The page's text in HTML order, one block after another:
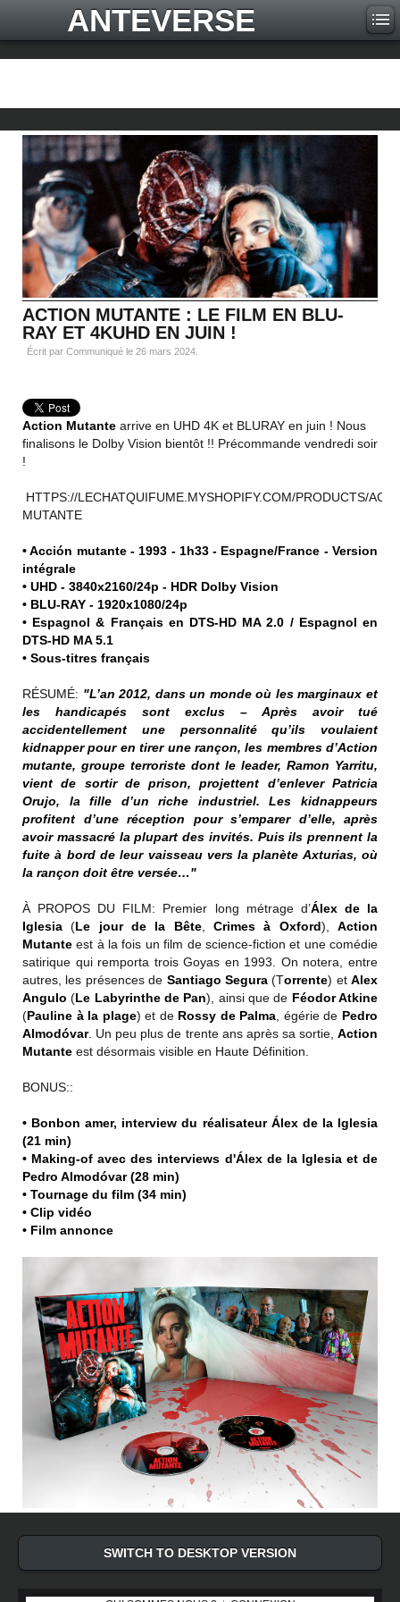
ANTEVERSE
ACTION MUTANTE : LE FILM EN BLU-
RAY ET 4KUHD EN JUIN !
Écrit par Communiqué le 26 mars 2024
Action Mutante arrive en UHD 4K et BLURAY en juin ! Nous
finalisons le Dolby Vision bientôt !! Précommande vendredi soir
!
HTTPS://LECHATQUIFUME.MYSHOPIFY.COM/PRODUCTS/
MUTANTE
• Acción mutante - 1993 - 1h33 - Espagne/France - Version
intégrale
• UHD - 3840x2160/24p - HDR Dolby Vision
• BLU-RAY - 1920x1080/24p
• Espagnol & Français en DTS-HD MA 2.0 / Espagnol en
DTS-HD MA 5.1
• Sous-titres français
RÉSUMÉ: "L’an 2012, dans un monde où les marginaux et
les handicapés sont exclus – Après avoir tué
accidentellement une personnalité qu’ils voulaient
kidnapper pour en tirer une rançon, les membres d’Action
mutante, groupe terroriste dont le leader, Ramon Yarritu,
vient de sortir de prison, projettent d’enlever Patricia
Orujo, la fille d’un riche industriel. Les kidnappeurs
profitent d’une réception pour s’emparer d’elle, après
avoir massacré la plupart des invités. Puis ils prennent la
fuite à bord de leur vaisseau vers la planète Axturias, où
la rançon doit être versée…"
À PROPOS DU FILM: Premier long métrage d’Álex de la
Iglesia (Le jour de la Bête,Crimes à Oxford),Action
Mutante est à la fois un film de science-fiction et une comédie
satirique qui remporta trois Goyas en 1993. On notera, entre
autres, les présences de Santiago Segura(Torrente) et Alex
Angulo (Le Labyrinthe de Pan), ainsi que de Féodor Atkine
(Pauline à la plage) et de Rossy de Palma , égérie de Pedro
Almodóvar. Un peu plus de trente ans après sa sortie, Action
Mutante est désormais visible en Haute Définition.
BONUS::
• Bonbon amer, interview du réalisateur Álex de la Iglesia
(21 min)
• Making-of avec des interviews d'Álex de la Iglesia et de
Pedro Almodóvar (28 min)
• Tournage du film (34 min)
• Clip vidéo
• Film annonce
SWITCH TO DESKTOP VERSION